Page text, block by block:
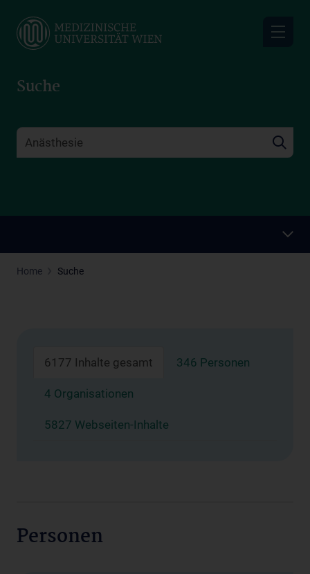
main
Suche
Home Suche
6177 Inhalte gesamt 346 Personen
4 Organisationen
5827 Webseiten-Inhalte
Personen